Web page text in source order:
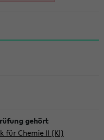
für Chemie II (Kl)